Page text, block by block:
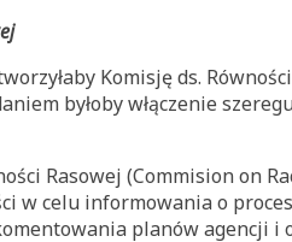
Komisję ds.
byłoby włączenie
Rasowej (Commision on
w celu informowania o
planów agencji